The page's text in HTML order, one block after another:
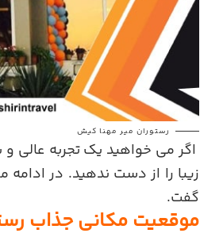
رستوران میر مهنا کیش
اگر می خواهید یک تجربه عالی
زیبا را از دست ندهید. در
گفت.
موقعیت مکانی جذاب